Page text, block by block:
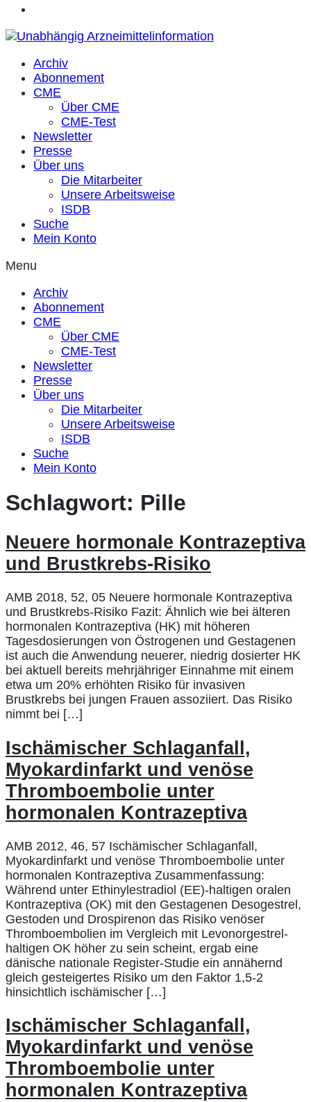
Archiv
Abonnement
CME
Über CME
CME-Test
Newsletter
Presse
Über uns
Die Mitarbeiter
Unsere Arbeitsweise
ISDB
Suche
Mein Konto
Menu
Archiv
Abonnement
CME
Über CME
CME-Test
Newsletter
Presse
Über uns
Die Mitarbeiter
Unsere Arbeitsweise
ISDB
Suche
Mein Konto
Schlagwort: Pille
Neuere hormonale Kontrazeptiva
und Brustkrebs-Risiko
AMB 2018, 52, 05 Neuere hormonale Kontrazeptiva
und Brustkrebs-Risiko Fazit: Ähnlich wie bei älteren
hormonalen Kontrazeptiva (HK) mit höheren
Tagesdosierungen von Östrogenen und Gestagenen
ist auch die Anwendung neuerer, niedrig dosierter HK
bei aktuell bereits mehrjähriger Einnahme mit einem
etwa um 20% erhöhten Risiko für invasiven
Brustkrebs bei jungen Frauen assoziiert. Das Risiko
nimmt bei […]
Ischämischer Schlaganfall,
Myokardinfarkt und venöse
Thromboembolie unter
hormonalen Kontrazeptiva
AMB 2012, 46, 57 Ischämischer Schlaganfall,
Myokardinfarkt und venöse Thromboembolie unter
hormonalen Kontrazeptiva Zusammenfassung:
Während unter Ethinylestradiol (EE)-haltigen oralen
Kontrazeptiva (OK) mit den Gestagenen Desogestrel,
Gestoden und Drospirenon das Risiko venöser
Thromboembolien im Vergleich mit Levonorgestrel-
haltigen OK höher zu sein scheint, ergab eine
dänische nationale Register-Studie ein annähernd
gleich gesteigertes Risiko um den Faktor 1,5-2
hinsichtlich ischämischer […]
Ischämischer Schlaganfall,
Myokardinfarkt und venöse
Thromboembolie unter
hormonalen Kontrazeptiva